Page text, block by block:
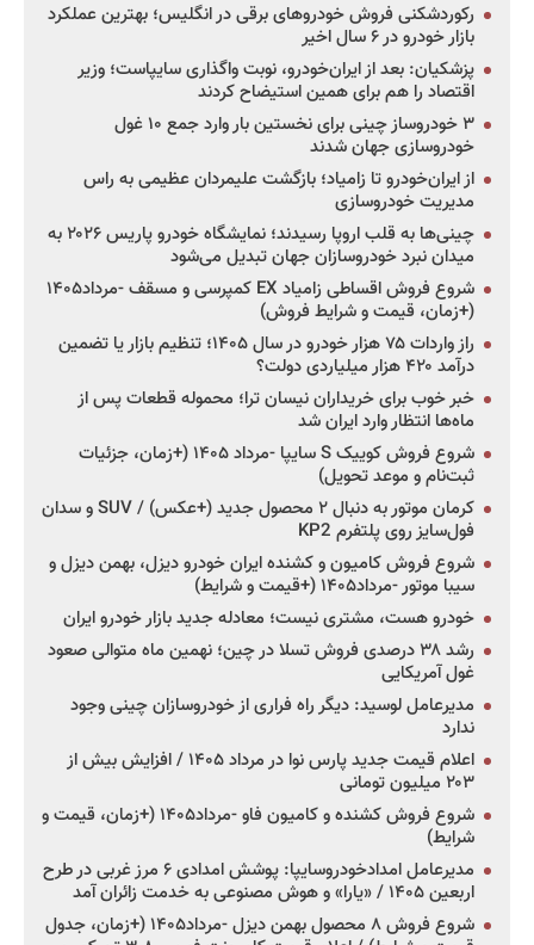
رکوردشکنی فروش خودروهای برقی در انگلیس؛ بهترین عملکرد
بازار خودرو در ۶ سال اخیر
پزشکیان: بعد از ایران‌خودرو، نوبت واگذاری سایپاست؛ وزیر
اقتصاد را هم برای همین استیضاح کردند
۳ خودروساز چینی برای نخستین بار وارد جمع ۱۰ غول
خودروسازی جهان شدند
از ایران‌خودرو تا زامیاد؛ بازگشت علیمردان عظیمی به راس
مدیریت خودروسازی
چینی‌ها به قلب اروپا رسیدند؛ نمایشگاه خودرو پاریس ۲۰۲۶ به
میدان نبرد خودروسازان جهان تبدیل می‌شود
شروع فروش اقساطی زامیاد EX کمپرسی و مسقف -مرداد۱۴۰۵
(+زمان، قیمت و شرایط فروش)
راز واردات ۷۵ هزار خودرو در سال ۱۴۰۵؛ تنظیم بازار یا تضمین
درآمد ۴۲۰ هزار میلیاردی دولت؟
خبر خوب برای خریداران نیسان ترا؛ محموله قطعات پس از
ماه‌ها انتظار وارد ایران شد
شروع فروش کوییک S سایپا -مرداد ۱۴۰۵ (+زمان، جزئیات
ثبت‌نام و موعد تحویل)
کرمان موتور به دنبال ۲ محصول جدید (+عکس) / SUV و سدان
فول‌سایز روی پلتفرم KP2
شروع فروش کامیون و کشنده ایران خودرو دیزل، بهمن دیزل و
سیبا موتور -مرداد۱۴۰۵ (+قیمت و شرایط)
خودرو هست، مشتری نیست؛ معادله جدید بازار خودرو ایران
رشد ۳۸ درصدی فروش تسلا در چین؛ نهمین ماه متوالی صعود
غول آمریکایی
مدیرعامل لوسید: دیگر راه فراری از خودروسازان چینی وجود
ندارد
اعلام قیمت جدید پارس نوا در مرداد ۱۴۰۵ / افزایش بیش از
۲۰۳ میلیون تومانی
شروع فروش کشنده و کامیون فاو -مرداد۱۴۰۵ (+زمان، قیمت و
شرایط)
مدیرعامل امدادخودروسایپا: پوشش امدادی ۶ مرز غربی در طرح
اربعین ۱۴۰۵ / «یارا» و هوش مصنوعی به خدمت زائران آمد
شروع فروش ۸ محصول بهمن دیزل -مرداد۱۴۰۵ (+زمان، جدول